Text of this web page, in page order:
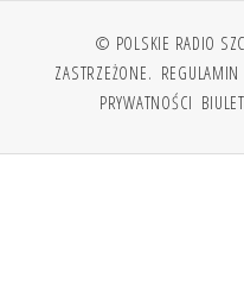
© POLSKIE RADIO
ZASTRZEŻONE. REGULAMIN
PRYWATNOŚCI